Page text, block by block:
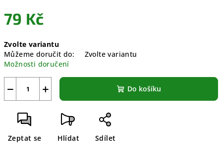
79 Kč
cena:
Zvolte variantu
Můžeme doručit do:
Zvolte variantu
Možnosti doručení
+
− Do košíku
Zeptat se Hlídat Sdílet